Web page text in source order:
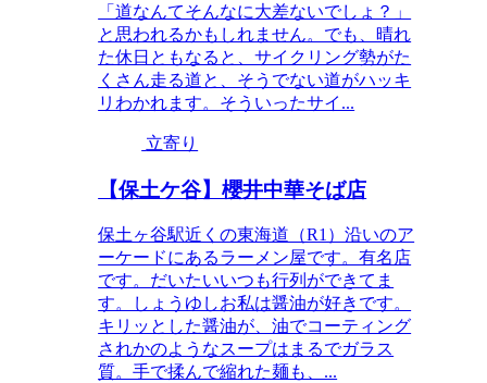
「道なんてそんなに大差ないでしょ？」
と思われるかもしれません。でも、晴れ
た休日ともなると、サイクリング勢がた
くさん走る道と、そうでない道がハッキ
リわかれます。そういったサイ...
立寄り
【保土ケ谷】櫻井中華そば店
保土ヶ谷駅近くの東海道（R1）沿いのア
ーケードにあるラーメン屋です。有名店
です。だいたいいつも行列ができてま
す。しょうゆしお私は醤油が好きです。
キリッとした醤油が、油でコーティング
されかのようなスープはまるでガラス
質。手で揉んで縮れた麺も、...